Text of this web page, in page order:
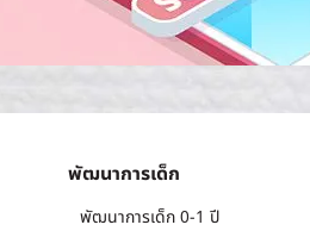
พัฒนาการเด็ก
พัฒนาการเด็ก 0-1 ปี